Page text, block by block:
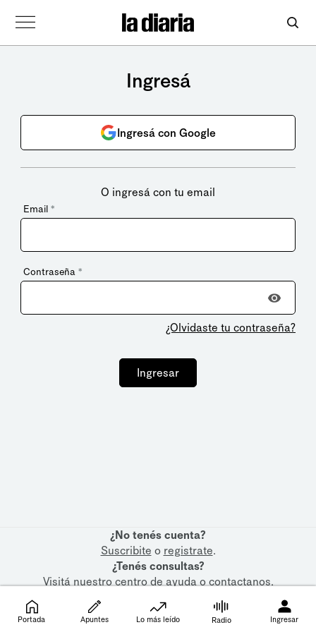
Ingresá
Ingresá con Google
O ingresá con tu email
Email *
Contraseña *
¿Olvidaste tu contraseña?
Ingresar
¿No tenés cuenta?
Suscribite o registrate.
¿Tenés consultas?
Visitá nuestrocentro de ayudaocontactanos.
Portada Apuntes Lo más leído Radio Ingresar